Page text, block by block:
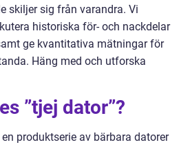
skiljer sig från varandra. Vi
historiska för- och nackdelar
ge kvantitativa mätningar för
Häng med och utforska
”tjej dator”?
produktserie av bärbara datorer